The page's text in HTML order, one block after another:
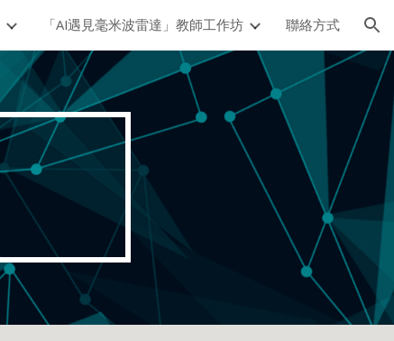
「AI遇見毫米波雷達」教師工作坊 聯絡方式